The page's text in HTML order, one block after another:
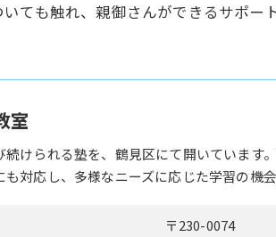
ても触れ、親御さんができるサポー
室
続けられる塾を、鶴見区にて開いています
も対応し、多様なニーズに応じた学習の機会
〒230-0074